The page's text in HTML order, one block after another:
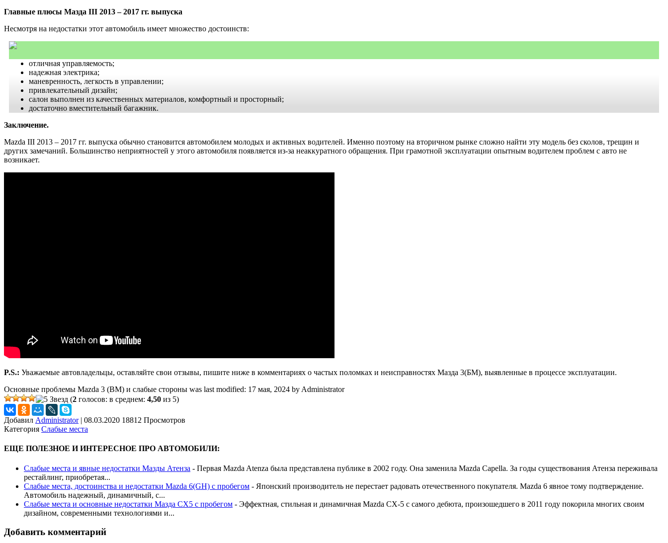
Главные плюсы Мазда III 2013 – 2017 гг. выпуска
Несмотря на недостатки этот автомобиль имеет множество достоинств:
отличная управляемость;
надежная электрика;
маневренность, легкость в управлении;
привлекательный дизайн;
салон выполнен из качественных материалов, комфортный и просторный;
достаточно вместительный багажник.
Заключение.
Mazda III 2013 – 2017 гг. выпуска обычно становится автомобилем молодых и активных водителей. Именно поэтому на вторичном рынке сложно найти эту модель без сколов, трещин и
других замечаний. Большинство неприятностей у этого автомобиля появляется из-за неаккуратного обращения. При грамотной эксплуатации опытным водителем проблем с авто не
возникает.
P.S.: Уважаемые автовладельцы, оставляйте свои отзывы, пишите ниже в комментариях о частых поломках и неисправностях Мазда 3(БМ), выявленные в процессе эксплуатации.
Основные проблемы Mazda 3 (BM) и слабые стороны was last modified: 17 мая, 2024 by Administrator
(2 голосов: в среднем: 4,50 из 5)
Добавил Administrator | 08.03.2020 18812 Просмотров
Категория Слабые места
ЕЩЕ ПОЛЕЗНОЕ И ИНТЕРЕСНОЕ ПРО АВТОМОБИЛИ:
Слабые места и явные недостатки Мазды Атенза - Первая Mazda Atenza была представлена публике в 2002 году. Она заменила Mazda Capella. За годы существования Атенза переживала
рестайлинг, приобретая...
Слабые места, достоинства и недостатки Mazda 6(GH) с пробегом - Японский производитель не перестает радовать отечественного покупателя. Mazda 6 явное тому подтверждение.
Автомобиль надежный, динамичный, с...
Слабые места и основные недостатки Мазда СХ5 с пробегом - Эффектная, стильная и динамичная Mazda CX-5 с самого дебюта, произошедшего в 2011 году покорила многих своим
дизайном, современными технологиями и...
Добавить комментарий